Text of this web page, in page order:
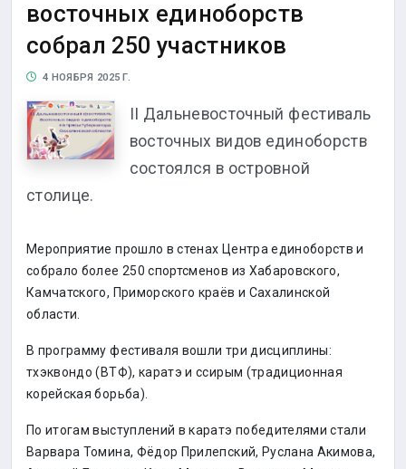
восточных единоборств
собрал 250 участников
4 НОЯБРЯ 2025 Г.
II Дальневосточный фестиваль
восточных видов единоборств
состоялся в островной
столице.
Мероприятие прошло в стенах Центра единоборств и
собрало более 250 спортсменов из Хабаровского,
Камчатского, Приморского краёв и Сахалинской
области.
В программу фестиваля вошли три дисциплины:
тхэквондо (ВТФ), каратэ и ссирым (традиционная
корейская борьба).
По итогам выступлений в каратэ победителями стали
Варвара Томина, Фёдор Прилепский, Руслана Акимова,